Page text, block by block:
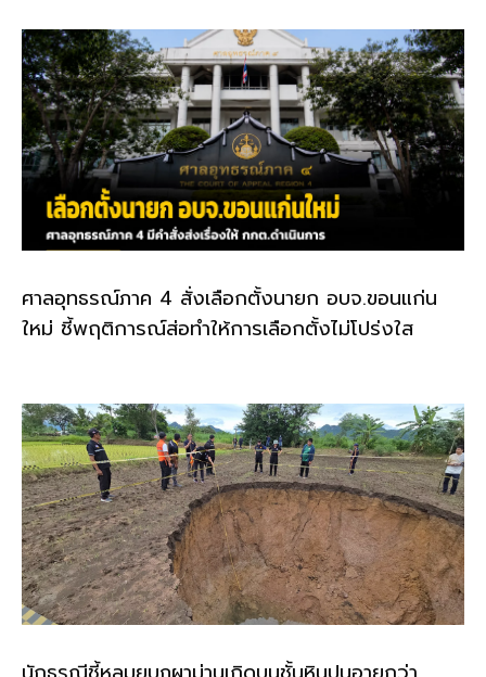
ศาลอุทธรณ์ภาค 4 สั่งเลือกตั้งนายก อบจ.ขอนแก่น
ใหม่ ชี้พฤติการณ์ส่อทำให้การเลือกตั้งไม่โปร่งใส